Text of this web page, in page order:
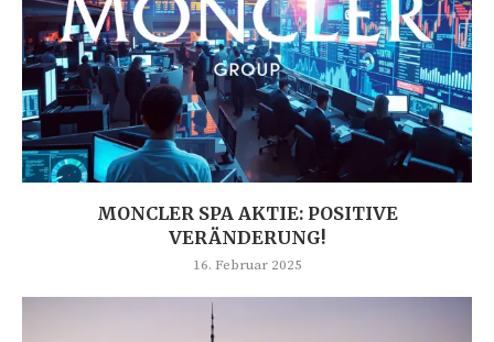
MONCLER SPA AKTIE: POSITIVE
VERÄNDERUNG!
16. Februar 2025